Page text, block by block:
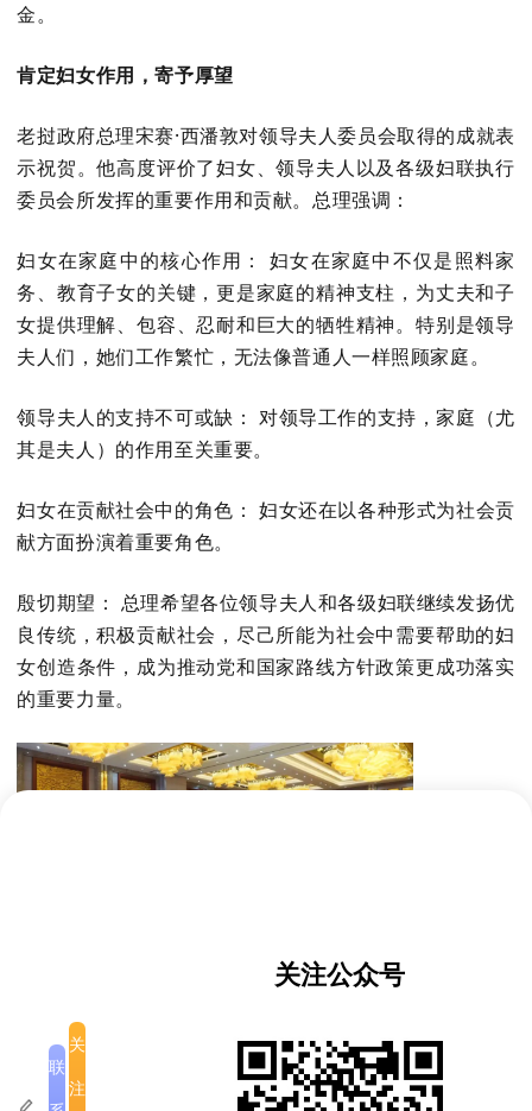
金。
肯定妇女作用，寄予厚望
老挝政府总理宋赛·西潘敦对领导夫人委员会取得的成就表
示祝贺。他高度评价了妇女、领导夫人以及各级妇联执行
委员会所发挥的重要作用和贡献。总理强调：
妇女在家庭中的核心作用：
妇女在家庭中不仅是照料家
务、教育子女的关键，更是家庭的精神支柱，为丈夫和子
女提供理解、包容、忍耐和巨大的牺牲精神。特别是领导
夫人们，她们工作繁忙，无法像普通人一样照顾家庭。
领导夫人的支持不可或缺： 对领导工作的支持，家庭（尤
其是夫人）的作用至关重要。
妇女在贡献社会中的角色： 妇女还在以各种形式为社会贡
献方面扮演着重要角色。
殷切期望： 总理希望各位领导夫人和各级妇联继续发扬优
良传统，积极贡献社会，尽己所能为社会中需要帮助的妇
女创造条件，成为推动党和国家路线方针政策更成功落实
的重要力量。
体现了老挝党和国家领导层对妇女工作的高度重视，以及
对领导夫人们积极投身社会公益、支持国家发展事业所取
联
关
注
关注公众号